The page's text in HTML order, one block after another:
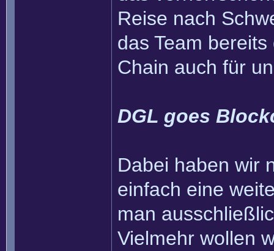
Reise nach
das Team
Chain auch für
DGL goes
Dabei haben wir
einfach eine
man
Vielmehr wollen